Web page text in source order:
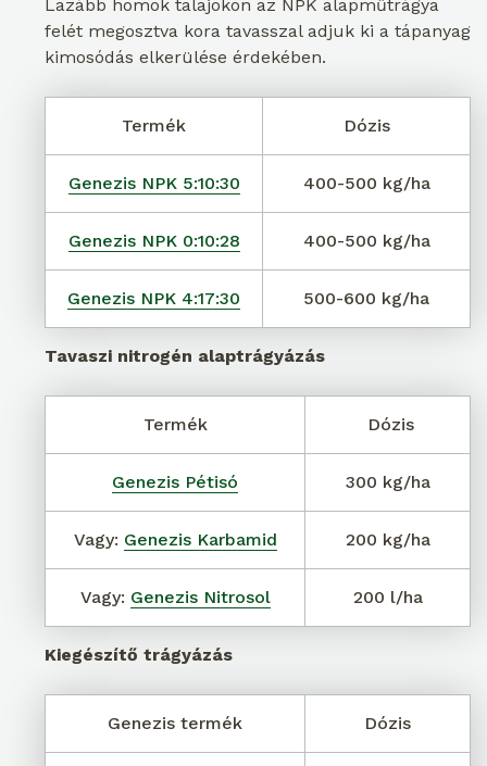
Lazább homok talajokon az NPK alapműtrágya
felét megosztva kora tavasszal adjuk ki a tápanyag
kimosódás elkerülése érdekében.
Termék Dózis
Genezis NPK 5:10:30 400-500 kg/ha
Genezis NPK 0:10:28 400-500 kg/ha
Genezis NPK 4:17:30 500-600 kg/ha
Tavaszi nitrogén alaptrágyázás
Termék Dózis
Genezis Pétisó 300 kg/ha
Vagy: Genezis Karbamid 200 kg/ha
Vagy: Genezis Nitrosol 200 l/ha
Kiegészítő trágyázás
Genezis termék Dózis